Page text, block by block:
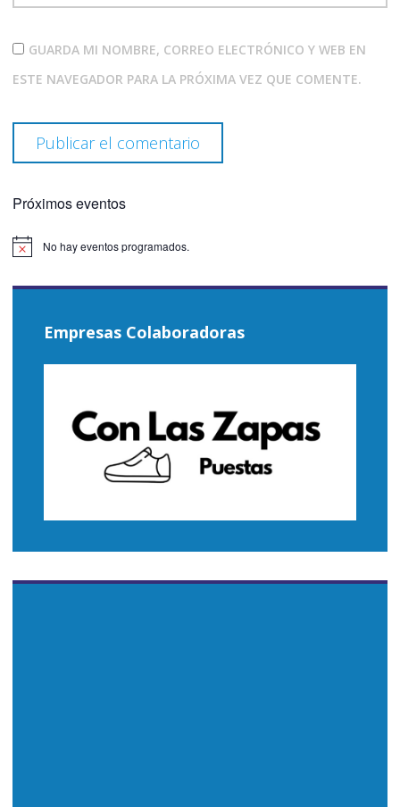
GUARDA MI NOMBRE, CORREO ELECTRÓNICO Y WEB EN
ESTE NAVEGADOR PARA LA PRÓXIMA VEZ QUE COMENTE.
Próximos eventos
Aviso No hay eventos programados.
Empresas Colaboradoras